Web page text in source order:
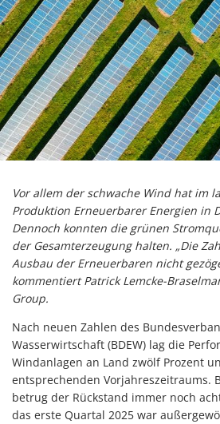
Vor allem der schwache Wind hat im
Produktion Erneuerbarer Energien in
Dennoch konnten die grünen
der Gesamterzeugung halten. „Die
Ausbau der Erneuerbaren nicht
kommentiert Patrick Lemcke-
Group.
Nach neuen Zahlen des
Wasserwirtschaft (BDEW) lag die
Windanlagen an Land zwölf Prozent
entsprechenden Vorjahreszeitraums.
betrug der Rückstand immer noch
das erste Quartal 2025 war